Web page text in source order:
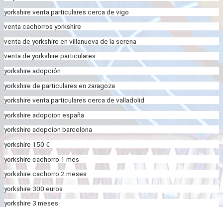
yorkshire venta particulares cerca de vigo
venta cachorros yorkshire
venta de yorkshire en villanueva de la serena
venta de yorkshire particulares
yorkshire adopción
yorkshire de particulares en zaragoza
yorkshire venta particulares cerca de valladolid
yorkshire adopcion españa
yorkshire adopcion barcelona
yorkshire 150 €
yorkshire cachorro 1 mes
yorkshire cachorro 2 meses
yorkshire 300 euros
yorkshire 3 meses